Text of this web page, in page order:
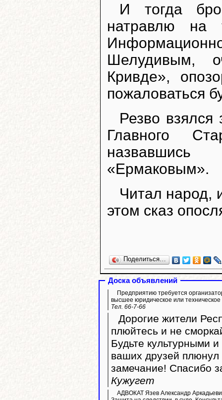
И тогда
натравлю на
Шелудивым,
Кривде»,
пожаловаться
Резво
Главного
«Ермаковым».
Читал народ,
этом сказ
Поделиться…
Доска объявлений
Предприятию требуется
высшее юридическое или
Тел. 66-7-66
Дорогие жители
плюйтесь и не
Будьте культурными
ваших друзей
замечание! Спасибо
Кужугет
АДВОКАТ Язев Александр